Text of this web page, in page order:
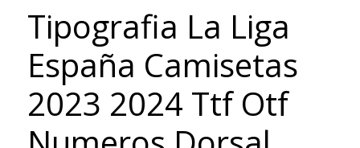
Tipografia La Liga
España Camisetas
2023 2024 Ttf Otf